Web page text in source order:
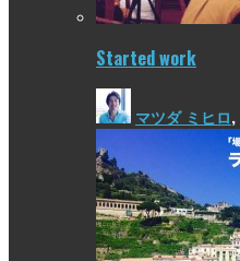
Started work
マツダ ミヒロ,